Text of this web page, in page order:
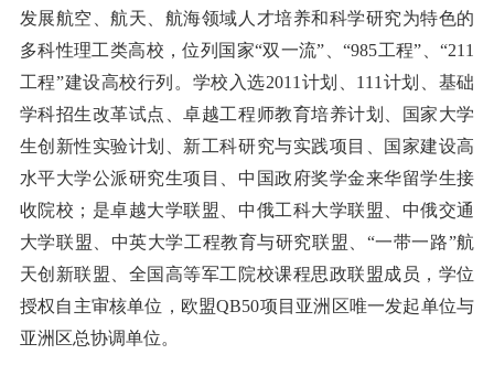
发展航空、航天、航海领域人才培养和科学研究为特色的
多科性理工类高校，位列国家“双一流”、“985工程”、“211
工程”建设高校行列。学校入选2011计划、111计划、基础
学科招生改革试点、卓越工程师教育培养计划、国家大学
生创新性实验计划、新工科研究与实践项目、国家建设高
水平大学公派研究生项目、中国政府奖学金来华留学生接
收院校；是卓越大学联盟、中俄工科大学联盟、中俄交通
大学联盟、中英大学工程教育与研究联盟、“一带一路”航
天创新联盟、全国高等军工院校课程思政联盟成员，学位
授权自主审核单位，欧盟QB50项目亚洲区唯一发起单位与
亚洲区总协调单位。